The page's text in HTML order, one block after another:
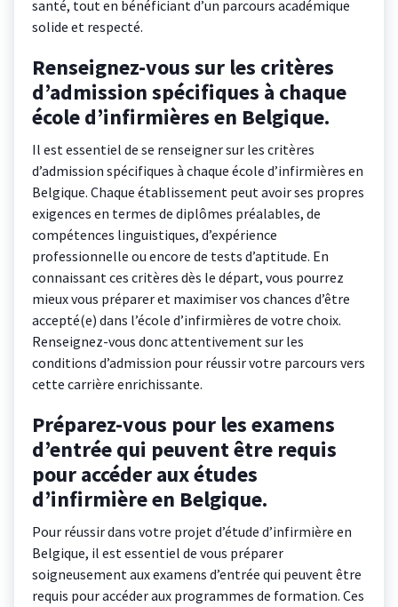
santé, tout en bénéficiant d’un parcours académique
solide et respecté.
Renseignez-vous sur les critères
d’admission spécifiques à chaque
école d’infirmières en Belgique.
Il est essentiel de se renseigner sur les critères
d’admission spécifiques à chaque école d’infirmières en
Belgique. Chaque établissement peut avoir ses propres
exigences en termes de diplômes préalables, de
compétences linguistiques, d’expérience
professionnelle ou encore de tests d’aptitude. En
connaissant ces critères dès le départ, vous pourrez
mieux vous préparer et maximiser vos chances d’être
accepté(e) dans l’école d’infirmières de votre choix.
Renseignez-vous donc attentivement sur les
conditions d’admission pour réussir votre parcours vers
cette carrière enrichissante.
Préparez-vous pour les examens
d’entrée qui peuvent être requis
pour accéder aux études
d’infirmière en Belgique.
Pour réussir dans votre projet d’étude d’infirmière en
Belgique, il est essentiel de vous préparer
soigneusement aux examens d’entrée qui peuvent être
requis pour accéder aux programmes de formation. Ces